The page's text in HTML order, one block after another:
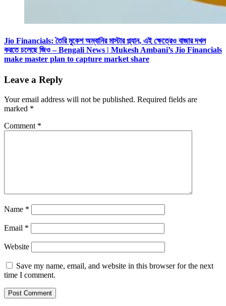
Jio Financials: তৈরি মুকেশ অম্বানির মাস্টার প্ল্যান, এই ক্ষেত্রেও বাজার দখল
করতে চলেছে জিও – Bengali News | Mukesh Ambani’s Jio Financials
make master plan to capture market share
Leave a Reply
Your email address will not be published. Required fields are
marked *
Comment *
Name *
Email *
Website
Save my name, email, and website in this browser for the next
time I comment.